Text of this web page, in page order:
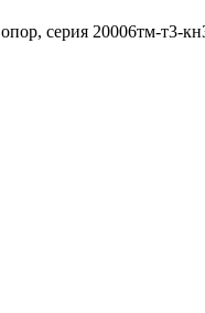
серия 20006тм-т3-